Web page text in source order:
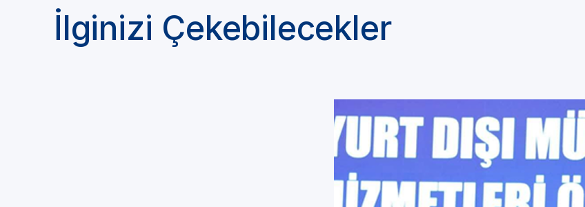
İlginizi Çekebilecekler